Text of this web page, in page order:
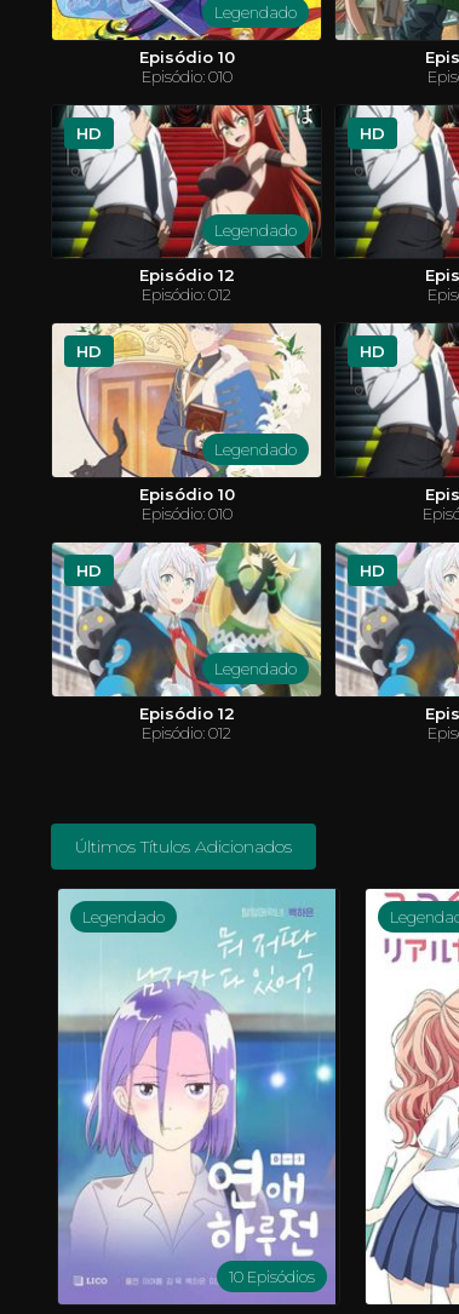
Legendado
Episódio 10
Episódio: 010
HD
Legendado
Episódio 12
Episódio: 012
HD
HD
Legendado
Episódio 10
Episódio: 010
HD
HD
Legendado
Episódio 12
Episódio: 012
HD
garoto
sua
Fairy Tail
Lucy é uma garota de 16 anos que quer se tornar
uma maga completa, para isso, ela precisa entrar
em uma guilda de magos. Um dia visitando a
rapaz que fica facilmente enjoado com qualquer
tipo de transporte. Mas Natsu não é apenas uma
criança fraca, ele é um membro de uma das
maiores e infames guildas: FAIRY TAIL.
ACTION & ADVENTURE
ANIMAÇÃO
COMÉDIA
MISTÉRIO SCI-FI & FANTASY
Últimos Títulos Adicionados
Legendado
10 Episódios